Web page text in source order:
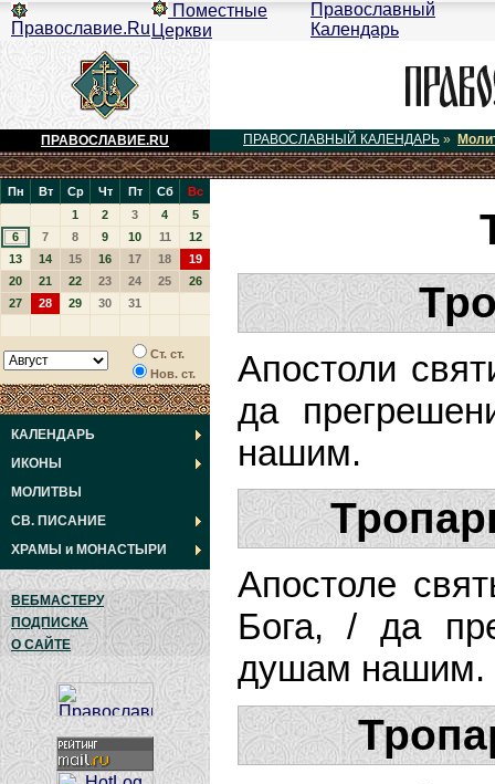
Православие.Ru
Поместные
Церкви
Православный
Календарь
ПРАВОСЛАВИЕ.RU ПРАВОСЛАВНЫЙ КАЛЕНДАРЬ »
Пн Вт Ср Чт Пт Сб
Вс
1
2 3 4
5
6
7 8 9 10 11
12
13
14 15 16 17 18
19
20
21 22 23 24 25
26
27
28 29 30 31
Ст. ст.
Нов. ст.
КАЛЕНДАРЬ
ИКОНЫ
МОЛИТВЫ
СВ. ПИСАНИЕ
ХРАМЫ и МОНАСТЫРИ
ВЕБМАСТЕРУ
ПОДПИСКА
О САЙТЕ
Апостоли
да
нашим.
Апостоле
Бога, / да
душам нашим.